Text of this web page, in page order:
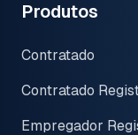
Produtos
Contratado
Contratado
Empregador